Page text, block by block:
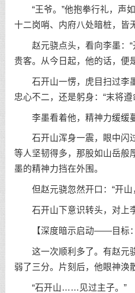
“王爷。”他抱拳行礼，声如
十二岗哨、内府八处暗桩，皆
赵元骁点头，看向李墨：“
贵客。从今日起，他的话，便
石开山一愣，虎目扫过李
忠心不二，还是躬身：“末将遵
李墨看着他，精神力缓缓蔓
石开山浑身一震，眼中闪
等人坚韧得多，那股如山岳般
墨的精神力挡在外围。
但赵元骁忽然开口：“开山
石开山下意识转头，对上李
【深度暗示启动——目标：
这一次顺利多了。有赵元骁
弱了三分。片刻后，他眼神涣
“石开山……见过主子。”